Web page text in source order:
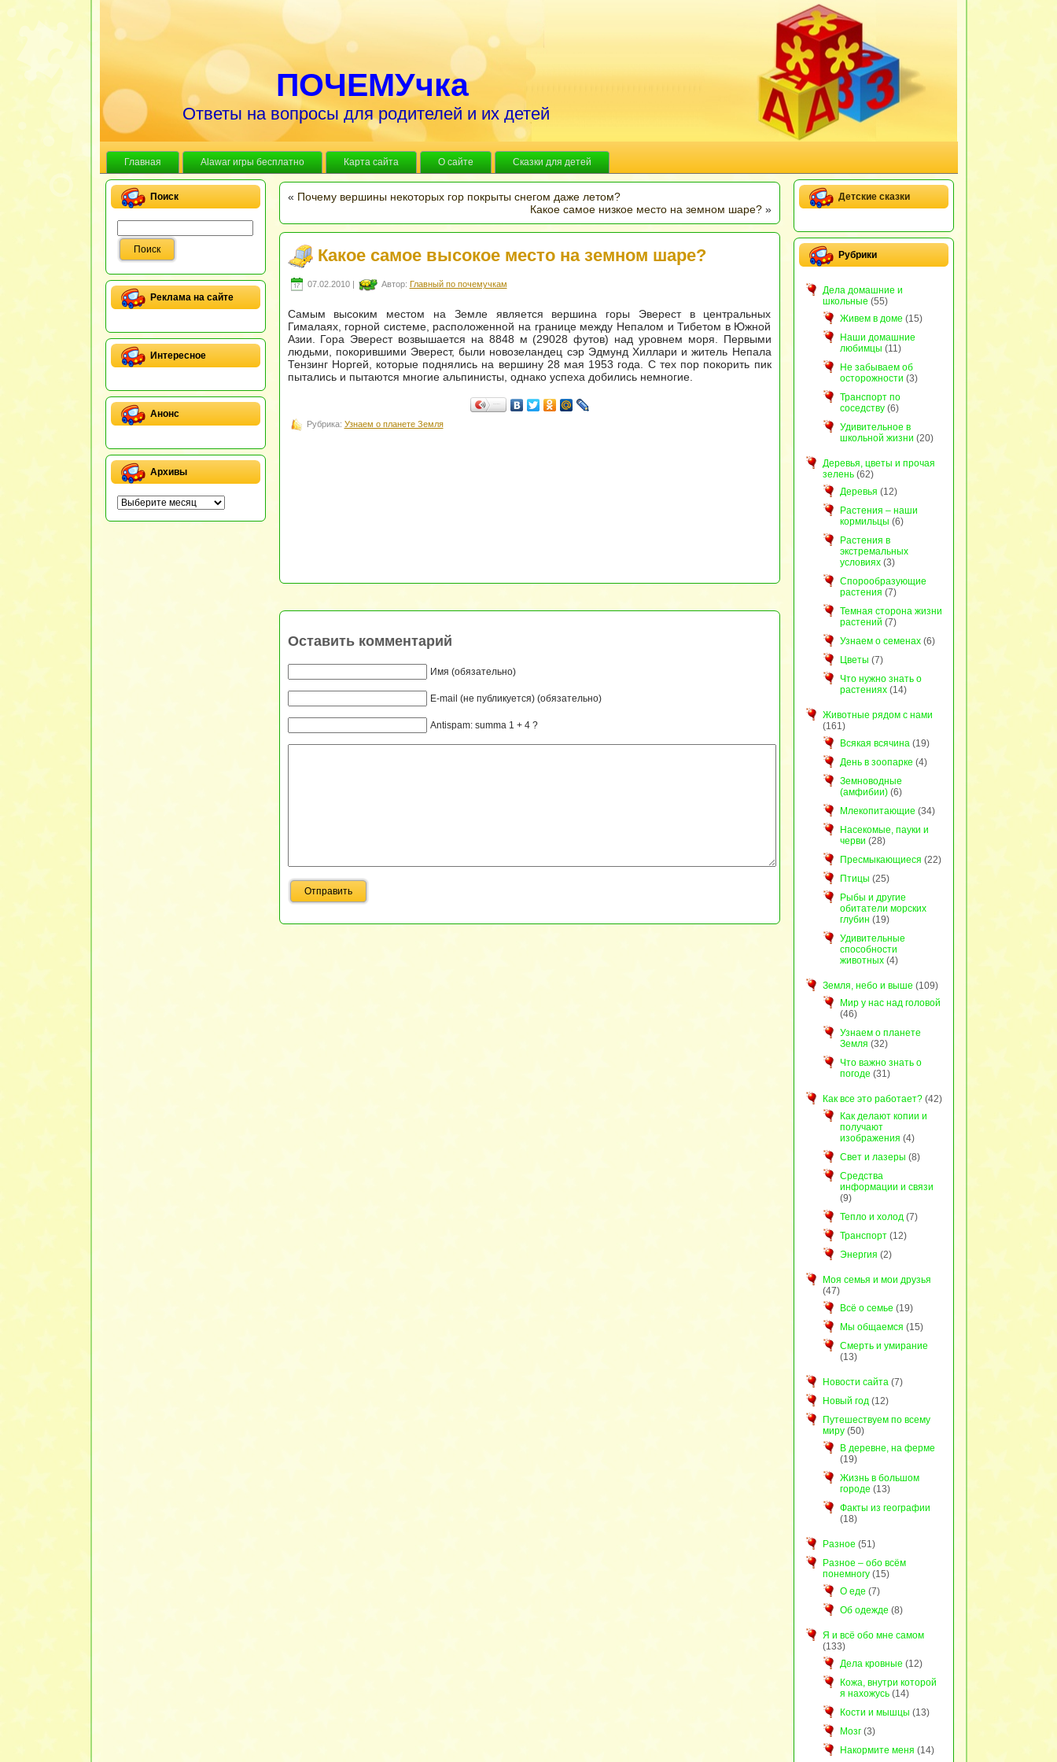
ПОЧЕМУчка
Ответы на вопросы для родителей и их детей
Главная Alawar игры бесплатно Карта сайта О сайте Сказки для детей
Поиск
Реклама на сайте
Интересное
Анонс
Архивы
« Почему вершины некоторых гор покрыты снегом даже летом?
Какое самое низкое место на земном шаре?»
Какое самое высокое место на земном шаре?
07.02.2010 | Автор: Главный по почемучкам
Самым высоким местом на Земле является вершина горы Эверест в центральных
Гималаях, горной системе, расположенной на границе между Непалом и Тибетом в Южной
Азии. Гора Эверест возвышается на 8848 м (29028 футов) над уровнем моря. Первыми
людьми, покорившими Эверест, были новозеландец сэр Эдмунд Хиллари и житель Непала
Тензинг Норгей, которые поднялись на вершину 28 мая 1953 года. С тех пор покорить пик
пытались и пытаются многие альпинисты, однако успеха добились немногие.
Рубрика: Узнаем о планете Земля
Оставить комментарий
Имя (обязательно)
E-mail (не публикуется) (обязательно)
Antispam: summa 1 + 4 ?
Детские сказки
Рубрики
Дела домашние и
школьные (55)
Живем в доме (15)
Наши домашние
любимцы (11)
Не забываем об
осторожности (3)
Транспорт по
соседству(6)
Удивительное в
школьной жизни (20)
Деревья, цветы и прочая
зелень(62)
Деревья (12)
Растения – наши
кормильцы (6)
Растения в
экстремальных
условиях(3)
Спорообразующие
растения (7)
Темная сторона жизни
растений (7)
Узнаем о семенах(6)
Цветы (7)
Что нужно знать о
растениях(14)
Животные рядом с нами
(161)
Всякая всячина(19)
День в зоопарке (4)
Земноводные
(амфибии)(6)
Млекопитающие (34)
Насекомые, пауки и
черви (28)
Пресмыкающиеся (22)
Птицы (25)
Рыбы и другие
обитатели морских
глубин (19)
Удивительные
способности
животных(4)
Земля, небо и выше (109)
Мир у нас над головой
(46)
Узнаем о планете
Земля (32)
Что важно знать о
погоде (31)
Как все это работает?(42)
Как делают копии и
получают
изображения (4)
Свет и лазеры (8)
Средства
информации и связи
(9)
Тепло и холод(7)
Транспорт(12)
Энергия (2)
Моя семья и мои друзья
(47)
Всё о семье (19)
Мы общаемся (15)
Смерть и умирание
(13)
Новости сайта(7)
Новый год(12)
Путешествуем по всему
миру(50)
В деревне, на ферме
(19)
Жизнь в большом
городе (13)
Факты из географии
(18)
Разное (51)
Разное – обо всём
понемногу(15)
О еде (7)
Об одежде (8)
Я и всё обо мне самом
(133)
Дела кровные (12)
Кожа, внутри которой
я нахожусь(14)
Кости и мышцы (13)
Мозг(3)
Накормите меня (14)